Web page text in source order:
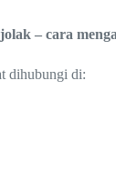
– cara
dihubungi di: